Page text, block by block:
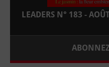
LEADERS N° 183 -